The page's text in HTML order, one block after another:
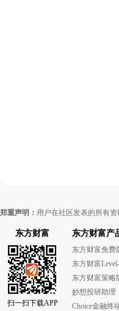
郑重声明： 用户在社区发表的所有
东方财富
扫一扫下载APP
东方财富产
东方财富免费
东方财富
东方财富策略
妙想投研助理
Choice金融终